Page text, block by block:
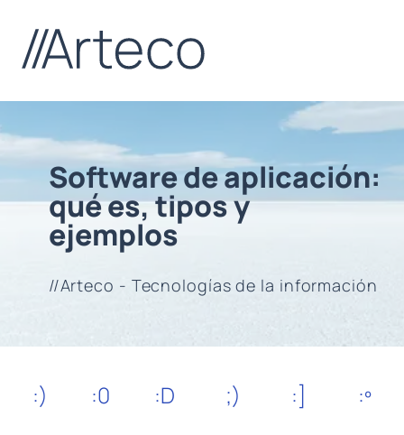
Software de aplicación:
qué es, tipos y
ejemplos
//Arteco - Tecnologías de la información
:) :0 :D ;) :] :º